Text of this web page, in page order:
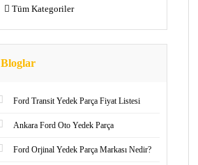
Tüm Kategoriler
Bloglar
Ford Transit Yedek Parça Fiyat Listesi
Ankara Ford Oto Yedek Parça
Ford Orjinal Yedek Parça Markası Nedir?